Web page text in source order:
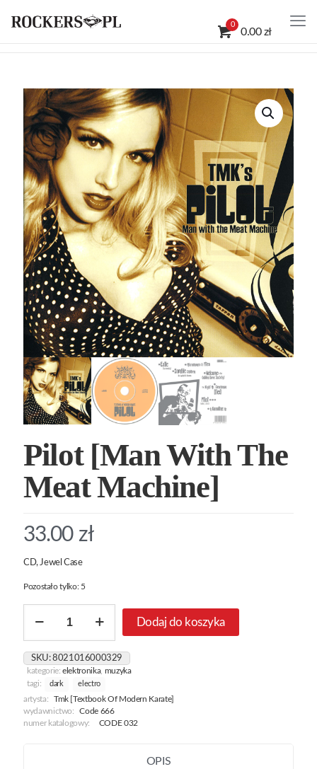
0
0.00 zł
Pilot [Man With The
Meat Machine]
33.00 zł
CD, Jewel Case
Pozostało tylko: 5
Pilot
With
The
Meat
Machine]
Dodaj do koszyka
SKU:8021016000329
kategorie:elektronika, muzyka
tagi:
dark electro
artysta:
Tmk [Textbook Of Modern Karate]
wydawnictwo:
Code 666
numer katalogowy:
CODE 032
OPIS